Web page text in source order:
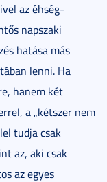
az éhség-
napszaki
hatása más
lenni. Ha
hanem két
a „kétszer nem
tudja csak
az, aki csak
az egyes